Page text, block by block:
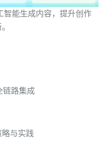
智能生成内容，提升创作
链路集成
与实践